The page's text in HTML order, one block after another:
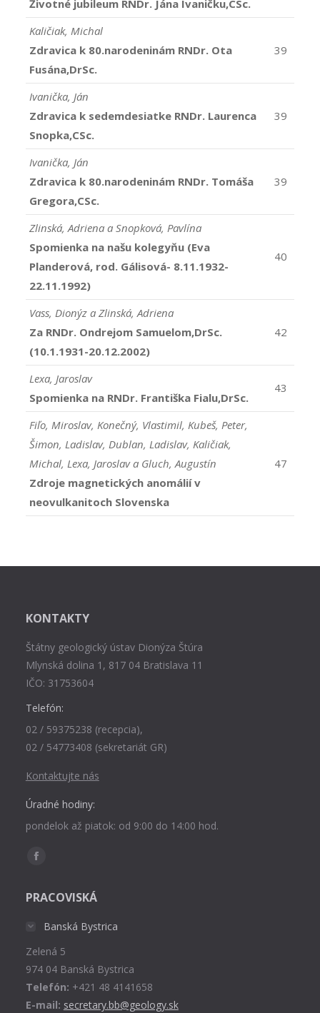
Životné jubileum RNDr. Jána Ivaničku,CSc.
Kaličiak, Michal
Zdravica k 80.narodeninám RNDr. Ota
Fusána,DrSc.
39
Ivanička, Ján
Zdravica k sedemdesiatke RNDr. Laurenca
Snopka,CSc.
39
Ivanička, Ján
Zdravica k 80.narodeninám RNDr. Tomáša
Gregora,CSc.
39
Zlinská, Adriena a Snopková, Pavlína
Spomienka na našu kolegyňu (Eva
Planderová, rod. Gálisová- 8.11.1932-
22.11.1992)
40
Vass, Dionýz a Zlinská, Adriena
Za RNDr. Ondrejom Samuelom,DrSc.
(10.1.1931-20.12.2002)
42
Lexa, Jaroslav
Spomienka na RNDr. Františka Fialu,DrSc.
43
Fiľo, Miroslav, Konečný, Vlastimil, Kubeš, Peter,
Šimon, Ladislav, Dublan, Ladislav, Kaličiak,
Michal, Lexa, Jaroslav a Gluch, Augustín
Zdroje magnetických anomálií v
neovulkanitoch Slovenska
47
KONTAKTY
Štátny geologický ústav Dionýza Štúra
Mlynská dolina 1, 817 04 Bratislava 11
IČO: 31753604
Telefón:
02 / 59375238 (recepcia),
02 / 54773408 (sekretariát GR)
Kontaktujte nás
Úradné hodiny:
pondelok až piatok: od 9:00 do 14:00 hod.
Find us on:
Facebook
opens
window
PRACOVISKÁ
Banská Bystrica
Zelená 5
974 04 Banská Bystrica
Telefón: +421 48 4141658
E-mail: secretary.bb@geology.sk